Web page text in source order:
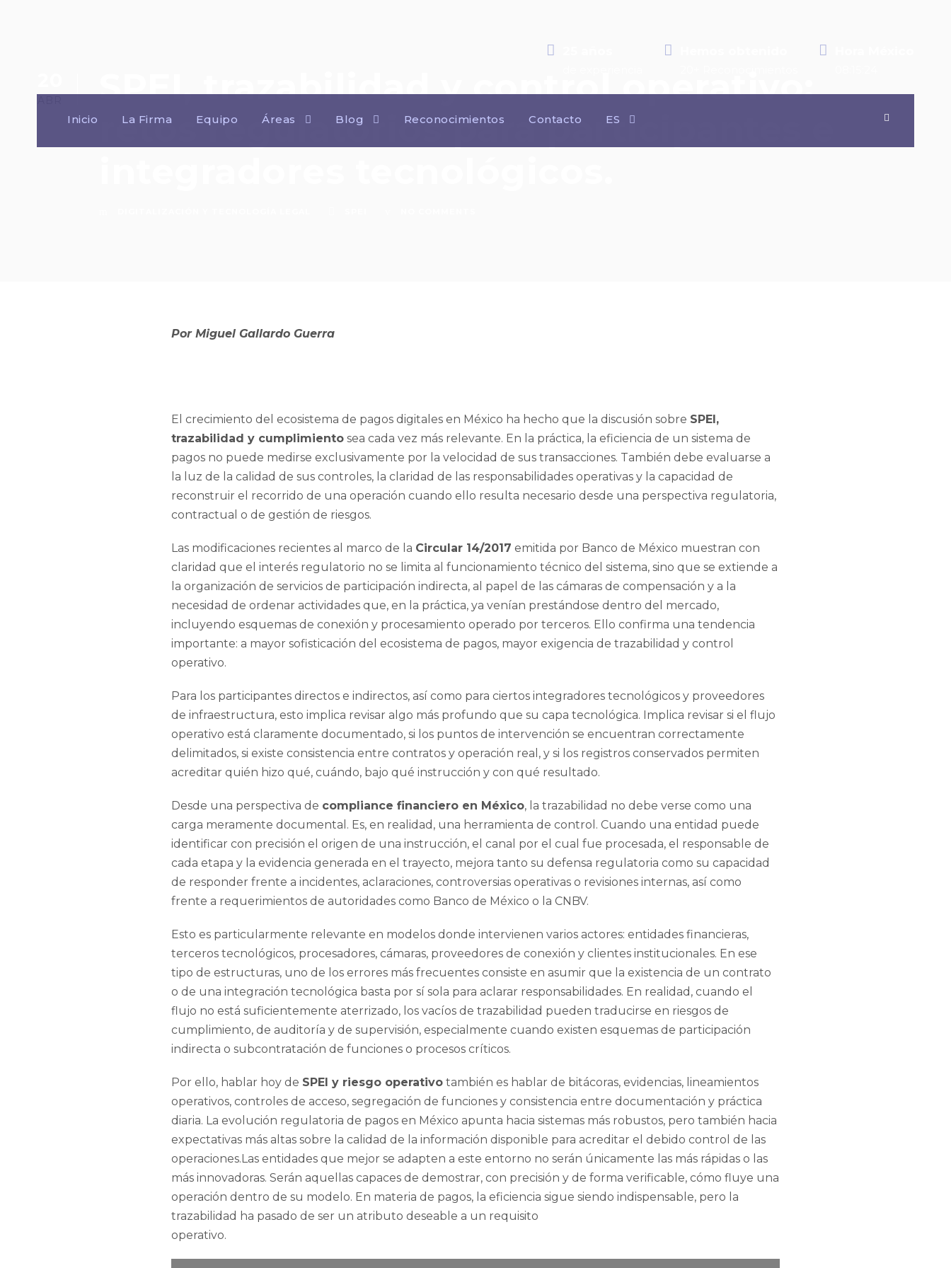
Inicio La Firma Equipo Áreas Blog Reconocimientos Contacto ES
SPEI, trazabilidad y control operativo:
retos regulatorios para participantes e
Por Miguel Gallardo Guerra
El crecimiento del ecosistema de pagos digitales en México ha hecho que la discusión sobre SPEI,
trazabilidad y cumplimiento sea cada vez más relevante. En la práctica, la eficiencia de un sistema de
pagos no puede medirse exclusivamente por la velocidad de sus transacciones. También debe evaluarse a
la luz de la calidad de sus controles, la claridad de las responsabilidades operativas y la capacidad de
reconstruir el recorrido de una operación cuando ello resulta necesario desde una perspectiva regulatoria,
contractual o de gestión de riesgos.
Las modificaciones recientes al marco de la Circular 14/2017 emitida por Banco de México muestran con
claridad que el interés regulatorio no se limita al funcionamiento técnico del sistema, sino que se extiende a
la organización de servicios de participación indirecta, al papel de las cámaras de compensación y a la
necesidad de ordenar actividades que, en la práctica, ya venían prestándose dentro del mercado,
incluyendo esquemas de conexión y procesamiento operado por terceros. Ello confirma una tendencia
importante: a mayor sofisticación del ecosistema de pagos, mayor exigencia de trazabilidad y control
operativo.
Para los participantes directos e indirectos, así como para ciertos integradores tecnológicos y proveedores
de infraestructura, esto implica revisar algo más profundo que su capa tecnológica. Implica revisar si el flujo
operativo está claramente documentado, si los puntos de intervención se encuentran correctamente
delimitados, si existe consistencia entre contratos y operación real, y si los registros conservados permiten
acreditar quién hizo qué, cuándo, bajo qué instrucción y con qué resultado.
Desde una perspectiva de compliance financiero en México, la trazabilidad no debe verse como una
carga meramente documental. Es, en realidad, una herramienta de control. Cuando una entidad puede
identificar con precisión el origen de una instrucción, el canal por el cual fue procesada, el responsable de
cada etapa y la evidencia generada en el trayecto, mejora tanto su defensa regulatoria como su capacidad
de responder frente a incidentes, aclaraciones, controversias operativas o revisiones internas, así como
frente a requerimientos de autoridades como Banco de México o la CNBV.
Esto es particularmente relevante en modelos donde intervienen varios actores: entidades financieras,
terceros tecnológicos, procesadores, cámaras, proveedores de conexión y clientes institucionales. En ese
tipo de estructuras, uno de los errores más frecuentes consiste en asumir que la existencia de un contrato
o de una integración tecnológica basta por sí sola para aclarar responsabilidades. En realidad, cuando el
flujo no está suficientemente aterrizado, los vacíos de trazabilidad pueden traducirse en riesgos de
cumplimiento, de auditoría y de supervisión, especialmente cuando existen esquemas de participación
indirecta o subcontratación de funciones o procesos críticos.
Por ello, hablar hoy de SPEI y riesgo operativo también es hablar de bitácoras, evidencias, lineamientos
operativos, controles de acceso, segregación de funciones y consistencia entre documentación y práctica
diaria. La evolución regulatoria de pagos en México apunta hacia sistemas más robustos, pero también hacia
expectativas más altas sobre la calidad de la información disponible para acreditar el debido control de las
operaciones.Las entidades que mejor se adapten a este entorno no serán únicamente las más rápidas o las
más innovadoras. Serán aquellas capaces de demostrar, con precisión y de forma verificable, cómo fluye una
operación dentro de su modelo. En materia de pagos, la eficiencia sigue siendo indispensable, pero la
trazabilidad ha pasado de ser un atributo deseable a un requisito
operativo.